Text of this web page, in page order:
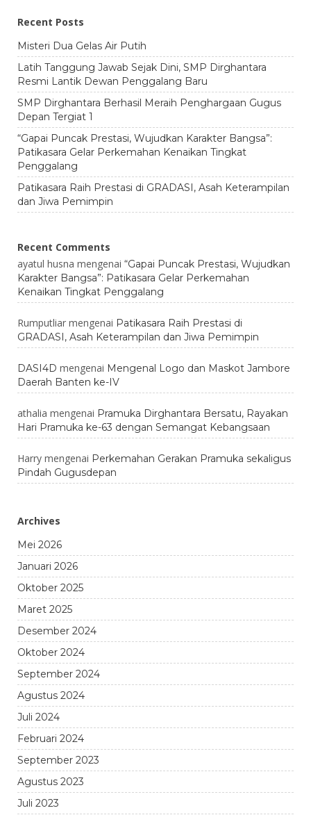
Recent Posts
Misteri Dua Gelas Air Putih
Latih Tanggung Jawab Sejak Dini, SMP Dirghantara
Resmi Lantik Dewan Penggalang Baru
SMP Dirghantara Berhasil Meraih Penghargaan Gugus
Depan Tergiat 1
“Gapai Puncak Prestasi, Wujudkan Karakter Bangsa”:
Patikasara Gelar Perkemahan Kenaikan Tingkat
Penggalang
Patikasara Raih Prestasi di GRADASI, Asah Keterampilan
dan Jiwa Pemimpin
Recent Comments
ayatul husna mengenai “Gapai Puncak Prestasi, Wujudkan
Karakter Bangsa”: Patikasara Gelar Perkemahan
Kenaikan Tingkat Penggalang
Rumputliar mengenai Patikasara Raih Prestasi di
GRADASI, Asah Keterampilan dan Jiwa Pemimpin
DASI4D mengenai Mengenal Logo dan Maskot Jambore
Daerah Banten ke-IV
athalia mengenai Pramuka Dirghantara Bersatu, Rayakan
Hari Pramuka ke-63 dengan Semangat Kebangsaan
Harry mengenai Perkemahan Gerakan Pramuka sekaligus
Pindah Gugusdepan
Archives
Mei 2026
Januari 2026
Oktober 2025
Maret 2025
Desember 2024
Oktober 2024
September 2024
Agustus 2024
Juli 2024
Februari 2024
September 2023
Agustus 2023
Juli 2023